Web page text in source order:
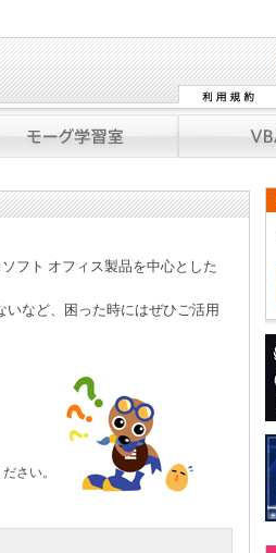
フト オフィス製品を中心とした
など、困った時にはぜひご活用
さい。